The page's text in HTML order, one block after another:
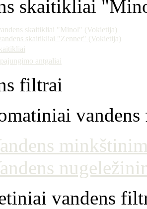
skaitikliai
skaitikliai "Minol" (Vokietija)
skaitikliai "Zenner" (Vokietija)
antgaliai
filtrai
vandens